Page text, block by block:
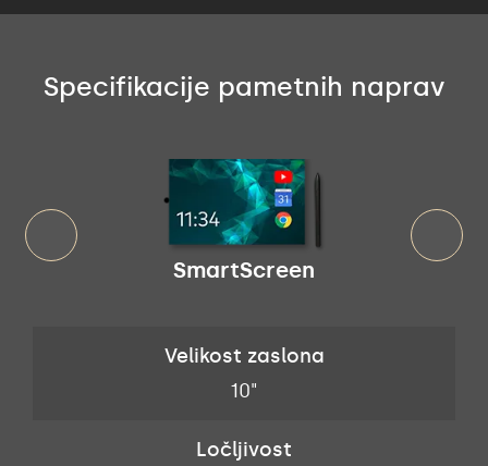
Specifikacije pametnih naprav
SmartScreen
Velikost zaslona
10"
Ločljivost